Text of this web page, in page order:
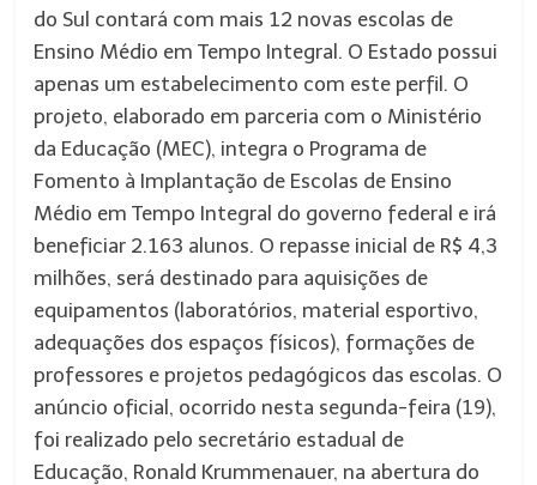
do Sul contará com mais 12 novas escolas de
Ensino Médio em Tempo Integral. O Estado possui
apenas um estabelecimento com este perfil. O
projeto, elaborado em parceria com o Ministério
da Educação (MEC), integra o Programa de
Fomento à Implantação de Escolas de Ensino
Médio em Tempo Integral do governo federal e irá
beneficiar 2.163 alunos. O repasse inicial de R$ 4,3
milhões, será destinado para aquisições de
equipamentos (laboratórios, material esportivo,
adequações dos espaços físicos), formações de
professores e projetos pedagógicos das escolas. O
anúncio oficial, ocorrido nesta segunda-feira (19),
foi realizado pelo secretário estadual de
Educação, Ronald Krummenauer, na abertura do